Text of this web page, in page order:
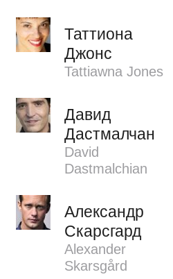
Таттиона
Джонс
Tattiawna Jones
Давид
Дастмалчан
David
Dastmalchian
Александр
Скарсгард
Alexander
Skarsgård